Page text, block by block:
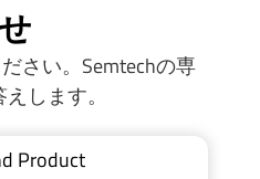
さい。Semtechの専
します。
Product